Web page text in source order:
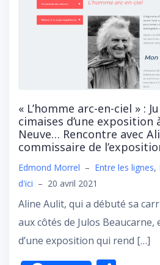
« L’homme arc-en-ciel » :
cimaises d’une exposition
Neuve… Rencontre avec
commissaire de
Edmond Morrel – Entre les lignes,
d'ici – 20 avril 2021
Aline Aulit, qui a débuté sa
aux côtés de Julos Beaucarne,
d’une exposition qui rend […]